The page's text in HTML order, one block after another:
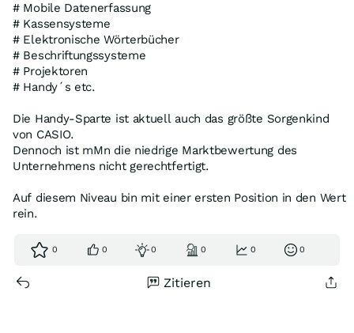
# Mobile Datenerfassung
# Kassensysteme
# Elektronische Wörterbücher
# Beschriftungssysteme
# Projektoren
# Handy´s etc.
Die Handy-Sparte ist aktuell auch das größte Sorgenkind
von CASIO.
Dennoch ist mMn die niedrige Marktbewertung des
Unternehmens nicht gerechtfertigt.
Auf diesem Niveau bin mit einer ersten Position in den Wert
rein.
0 0 0 0 0 0
Zitieren